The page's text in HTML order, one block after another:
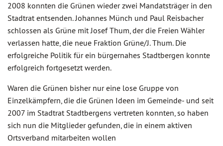
2008 konnten die Grünen wieder zwei Mandatsträger in den
Stadtrat entsenden. Johannes Münch und Paul Reisbacher
schlossen als Grüne mit Josef Thum, der die Freien Wähler
verlassen hatte, die neue Fraktion Grüne/J. Thum. Die
erfolgreiche Politik für ein bürgernahes Stadtbergen konnte
erfolgreich fortgesetzt werden.
Waren die Grünen bisher nur eine lose Gruppe von
Einzelkämpfern, die die Grünen Ideen im Gemeinde- und seit
2007 im Stadtrat Stadtbergens vertreten konnten, so haben
sich nun die Mitglieder gefunden, die in einem aktiven
Ortsverband mitarbeiten wollen